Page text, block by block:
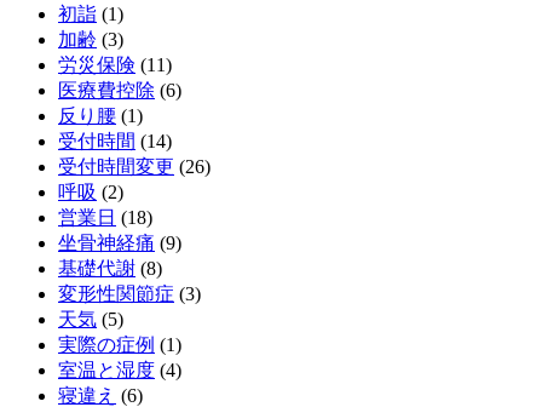
初詣 (1)
加齢 (3)
労災保険 (11)
医療費控除 (6)
反り腰 (1)
受付時間 (14)
受付時間変更 (26)
呼吸 (2)
営業日 (18)
坐骨神経痛 (9)
基礎代謝 (8)
変形性関節症 (3)
天気 (5)
実際の症例 (1)
室温と湿度 (4)
寝違え (6)